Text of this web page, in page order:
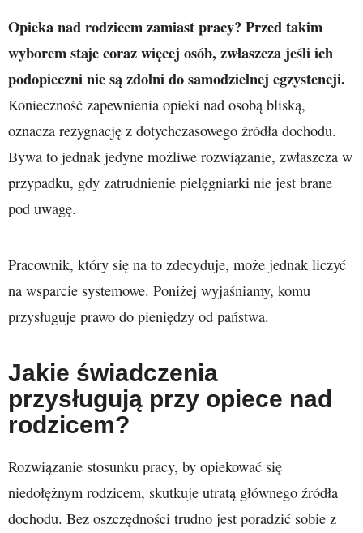
Opieka nad rodzicem zamiast pracy? Przed takim
wyborem staje coraz więcej osób, zwłaszcza jeśli ich
podopieczni nie są zdolni do samodzielnej egzystencji.
Konieczność zapewnienia opieki nad osobą bliską,
oznacza rezygnację z dotychczasowego źródła dochodu.
Bywa to jednak jedyne możliwe rozwiązanie, zwłaszcza w
przypadku, gdy zatrudnienie pielęgniarki nie jest brane
pod uwagę.
Pracownik, który się na to zdecyduje, może jednak liczyć
na wsparcie systemowe. Poniżej wyjaśniamy, komu
przysługuje prawo do pieniędzy od państwa.
Jakie świadczenia
przysługują przy opiece nad
rodzicem?
Rozwiązanie stosunku pracy, by opiekować się
niedołężnym rodzicem, skutkuje utratą głównego źródła
dochodu. Bez oszczędności trudno jest poradzić sobie z